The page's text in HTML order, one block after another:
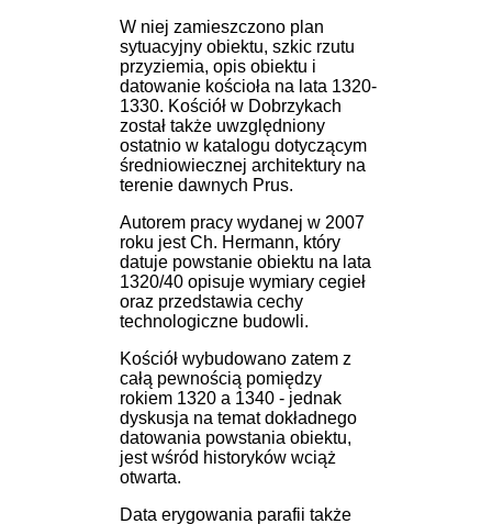
W niej zamieszczono plan
sytuacyjny obiektu, szkic rzutu
przyziemia, opis obiektu i
datowanie kościoła na lata 1320-
1330. Kościół w Dobrzykach
został także uwzględniony
ostatnio w katalogu dotyczącym
średniowiecznej architektury na
terenie dawnych Prus.
Autorem pracy wydanej w 2007
roku jest Ch. Hermann, który
datuje powstanie obiektu na lata
1320/40 opisuje wymiary cegieł
oraz przedstawia cechy
technologiczne budowli.
Kościół wybudowano zatem z
całą pewnością pomiędzy
rokiem 1320 a 1340 - jednak
dyskusja na temat dokładnego
datowania powstania obiektu,
jest wśród historyków wciąż
otwarta.
Data erygowania parafii także